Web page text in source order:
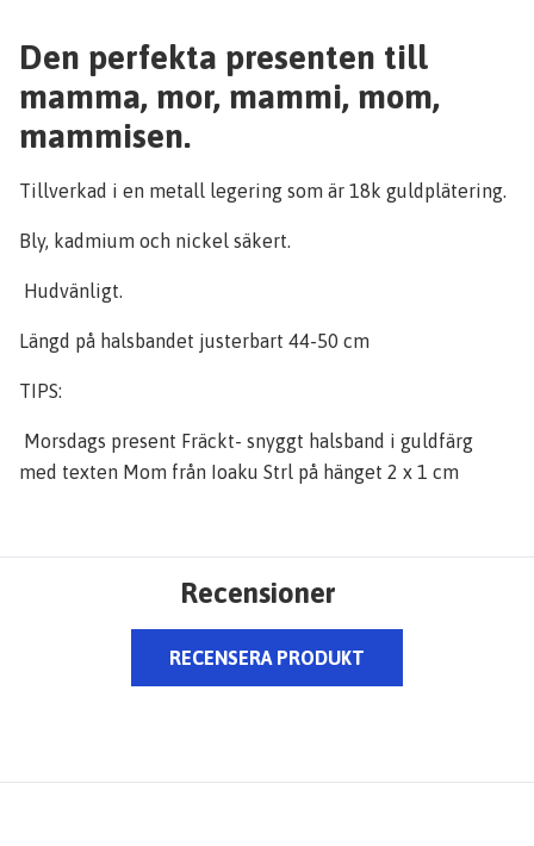
Den perfekta presenten till
mamma, mor, mammi, mom,
mammisen.
Tillverkad i en metall legering som är 18k guldplätering.
Bly, kadmium och nickel säkert.
Hudvänligt.
Längd på halsbandet justerbart 44-50 cm
TIPS:
Morsdags present Fräckt- snyggt halsband i guldfärg
med texten Mom från Ioaku Strl på hänget 2 x 1 cm
Recensioner
RECENSERA PRODUKT